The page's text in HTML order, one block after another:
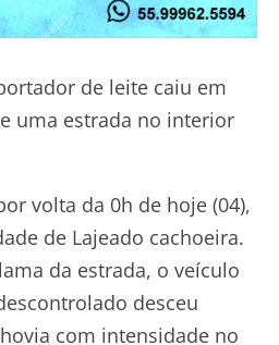
de leite caiu em
uma estrada no interior
volta da 0h de hoje (04),
de Lajeado cachoeira.
da estrada, o veículo
desceu
com intensidade no